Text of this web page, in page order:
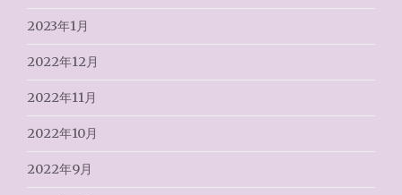
2023年1月
2022年12月
2022年11月
2022年10月
2022年9月